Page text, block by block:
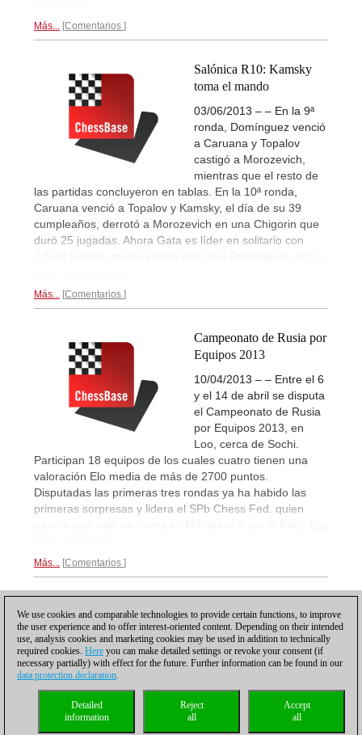
Más... Comentarios
Salónica R10: Kamsky
toma el mando
03/06/2013 – – En la 9ª
ronda, Domínguez venció
a Caruana y Topalov
castigó a Morozevich,
mientras que el resto de
las partidas concluyeron en tablas. En la 10ª ronda,
Caruana venció a Topalov y Kamsky, el día de su 39
cumpleaños, derrotó a Morozevich en una Chigorin que
duró 25 jugadas. Ahora Gata es líder en solitario con
Más... Comentarios
Campeonato de Rusia por
Equipos 2013
10/04/2013 – – Entre el 6
y el 14 de abril se disputa
el Campeonato de Rusia
por Equipos 2013, en
Loo, cerca de Sochi.
Participan 18 equipos de los cuales cuatro tienen una
valoración Elo media de más de 2700 puntos.
Disputadas las primeras tres rondas ya ha habido las
primeras sorpresas y lidera el SPb Chess Fed. quien
Más... Comentarios
Política de privacidad |Para contactar Cookies Management
Licencias
Compliance Hotline
We use cookies and comparable technologies to provide certain functions, to improve
the user experience and to offer interest-oriented content. Depending on their intended
use, analysis cookies and marketing cookies may be used in addition to technically
required cookies. Here you can make detailed settings or revoke your consent (if
necessary partially) with effect for the future. Further information can be found in our
data protection declaration.
Accept
all
Reject
all
Detailed
information